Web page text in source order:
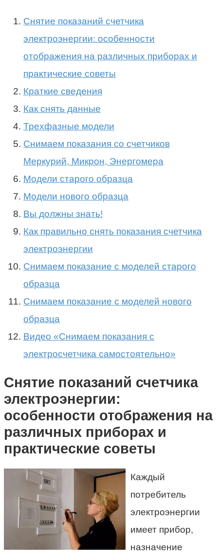
Снятие показаний счетчика
электроэнергии: особенности
отображения на различных приборах и
практические советы
Краткие сведения
Как снять данные
Трехфазные модели
Снимаем показания со счетчиков
Меркурий, Микрон, Энергомера
Модели старого образца
Модели нового образца
Вы должны знать!
Как правильно снять показания счетчика
электроэнергии
Снимаем показание с моделей старого
образца
Снимаем показание с моделей нового
образца
Видео «Снимаем показания с
электросчетчика самостоятельно»
Снятие показаний счетчика
электроэнергии:
особенности отображения на
различных приборах и
практические советы
Каждый
потребитель
электроэнергии
имеет прибор,
назначение